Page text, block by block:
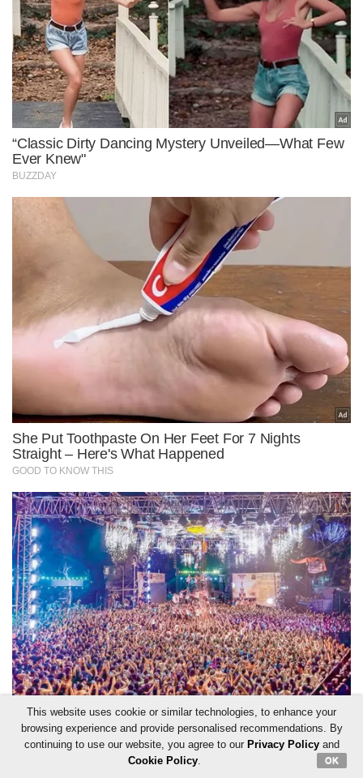
This website uses cookie or similar technologies, to enhance your
browsing experience and provide personalised recommendations. By
continuing to use our website, you agree to our Privacy Policyand
Cookie Policy. OK